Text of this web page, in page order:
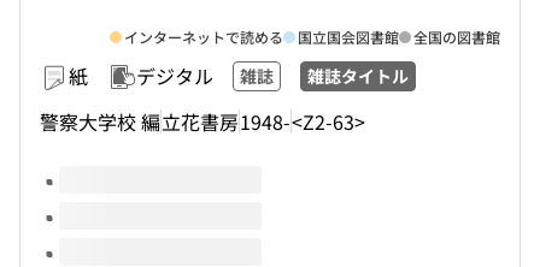
紙 デジタル 雑誌 雑誌タイトル
警察大学校 編立花書房1948-<Z2-63>
インターネットで読める 国立国会図書館 全国の図書館
このタイトルの巻号